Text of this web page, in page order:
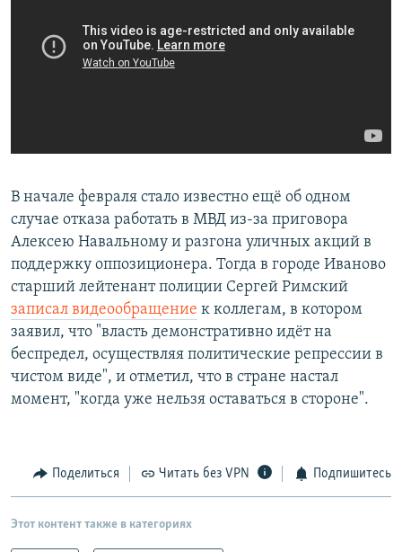
В начале февраля стало известно ещё об одном
случае отказа работать в МВД из-за приговора
Алексею Навальному и разгона уличных акций в
поддержку оппозиционера. Тогда в городе Иваново
старший лейтенант полиции Сергей Римский
записал видеообращение к коллегам, в котором
заявил, что "власть демонстративно идёт на
беспредел, осуществляя политические репрессии в
чистом виде", и отметил, что в стране настал
момент, "когда уже нельзя оставаться в стороне".
Поделиться Читать без VPN Подпишитесь
Этот контент также в категориях